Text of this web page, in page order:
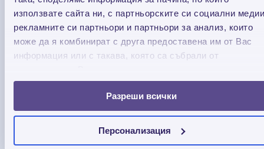
използвате сайта ни, с партньорските си социални
рекламните си партньори и партньори за анализ, които
може да я комбинират с друга предоставена им от Вас
информация или с такава, която са събрали от
Разреши всички
Персонализация